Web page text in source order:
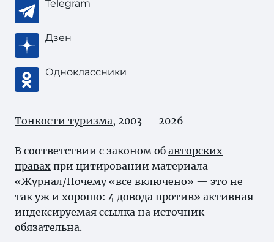
Telegram
Дзен
Одноклассники
Тонкости туризма, 2003 — 2026
В соответствии с законом об авторских
правах при цитировании материала
«Журнал/Почему «все включено» — это не
так уж и хорошо: 4 довода против» активная
индексируемая ссылка на источник
обязательна.